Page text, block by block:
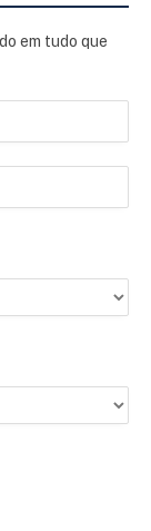
em tudo que